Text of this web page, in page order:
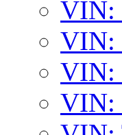
VIN:
VIN:
VIN:
VIN: